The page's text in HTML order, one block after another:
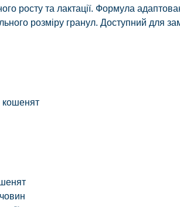
росту та лактації. Формула
розміру гранул. Доступний для
кошенят